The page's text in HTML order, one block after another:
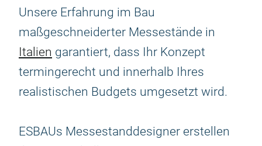
Unsere Erfahrung im Bau
maßgeschneiderter Messestände in
Italien garantiert, dass Ihr Konzept
termingerecht und innerhalb Ihres
realistischen Budgets umgesetzt wird.
ESBAUs Messestanddesigner erstellen